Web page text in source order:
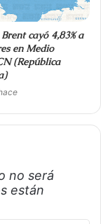
cayó 4,83% a
en Medio
(República
no será
están